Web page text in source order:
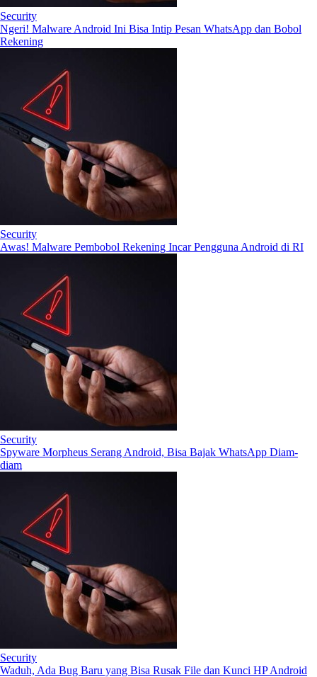
Security
Ngeri! Malware Android Ini Bisa Intip Pesan WhatsApp dan Bobol
Rekening
Security
Awas! Malware Pembobol Rekening Incar Pengguna Android di RI
Security
Spyware Morpheus Serang Android, Bisa Bajak WhatsApp Diam-
diam
Security
Waduh, Ada Bug Baru yang Bisa Rusak File dan Kunci HP Android